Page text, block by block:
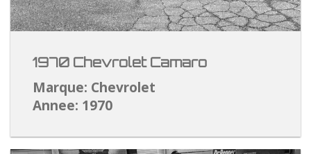
1970 Chevrolet Camaro
Marque: Chevrolet
Annee: 1970